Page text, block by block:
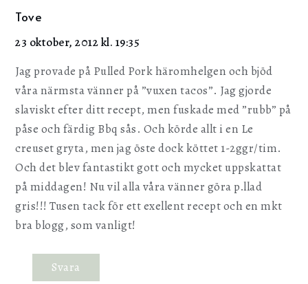
Tove
23 oktober, 2012 kl. 19:35
Jag provade på Pulled Pork häromhelgen och bjöd
våra närmsta vänner på ”vuxen tacos”. Jag gjorde
slaviskt efter ditt recept, men fuskade med ”rubb” på
påse och färdig Bbq sås. Och körde allt i en Le
creuset gryta, men jag öste dock köttet 1-2ggr/tim.
Och det blev fantastikt gott och mycket uppskattat
på middagen! Nu vil alla våra vänner göra p.llad
gris!!! Tusen tack för ett exellent recept och en mkt
bra blogg, som vanligt!
Svara